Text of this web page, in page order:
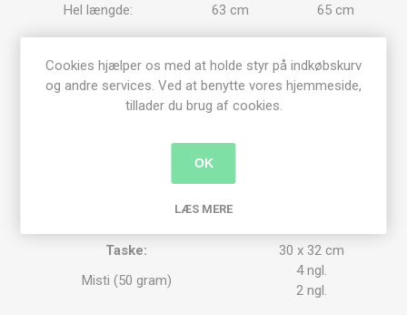
Hel længde:
63 cm 65 cm
Misti (50 gram)
4 ngl.
4 ngl.
Nederdel størrelse: Lille/Middel
84 cm
14 ngl.
Taske:
30 x 32 cm
Misti (50 gram)
4 ngl.
2 ngl.
Cookies hjælper os med at holde styr på indkøbskurv
og andre services. Ved at benytte vores hjemmeside,
tillader du brug af cookies.
OK
LÆS MERE